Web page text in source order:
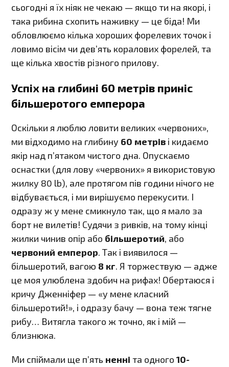
сьогодні я їх ніяк не чекаю — якщо ти на якорі, і
така рибина схопить наживку — це біда! Ми
обловлюємо кілька хороших форелевих точок і
ловимо вісім чи дев’ять коралових форелей, та
ще кілька хвостів різного прилову.
Успіх на глибині 60 метрів приніс
більшеротого емперора
Оскільки я люблю ловити великих «червоних»,
ми відходимо на глибину 60 метрів і кидаємо
якір над п’ятаком чистого дна. Опускаємо
оснастки (для лову «червоних» я використовую
жилку 80 lb), але протягом пів години нічого не
відбувається, і ми вирішуємо перекусити. І
одразу ж у мене смикнуло так, що я мало за
борт не вилетів! Судячи з ривків, на тому кінці
жилки чинив опір або більшеротий, або
червоний емперор. Так і виявилося —
більшеротий, вагою 8 кг. Я торжествую — адже
це моя улюблена здобич на рифах! Обертаюся і
кричу Дженніфер — «у мене класний
більшеротий!», і одразу бачу — вона теж тягне
рибу… Витягла такого ж точно, як і мій —
близнюка.
Ми спіймали ще п’ять ненні та одного10-